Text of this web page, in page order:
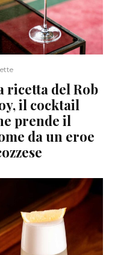
ricetta del Rob
il cocktail
prende il
da un eroe